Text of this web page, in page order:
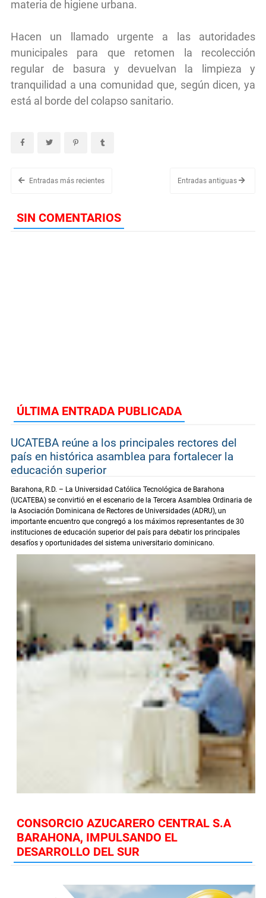
materia de higiene urbana.
Hacen un llamado urgente a las autoridades
municipales para que retomen la recolección
regular de basura y devuelvan la limpieza y
tranquilidad a una comunidad que, según dicen, ya
está al borde del colapso sanitario.
Entradas más recientes Entradas antiguas
SIN COMENTARIOS
ÚLTIMA ENTRADA PUBLICADA
UCATEBA reúne a los principales rectores del
país en histórica asamblea para fortalecer la
educación superior
Barahona, R.D. – La Universidad Católica Tecnológica de Barahona
(UCATEBA) se convirtió en el escenario de la Tercera Asamblea Ordinaria de
la Asociación Dominicana de Rectores de Universidades (ADRU), un
importante encuentro que congregó a los máximos representantes de 30
instituciones de educación superior del país para debatir los principales
desafíos y oportunidades del sistema universitario dominicano.
CONSORCIO AZUCARERO CENTRAL S.A
BARAHONA, IMPULSANDO EL
DESARROLLO DEL SUR